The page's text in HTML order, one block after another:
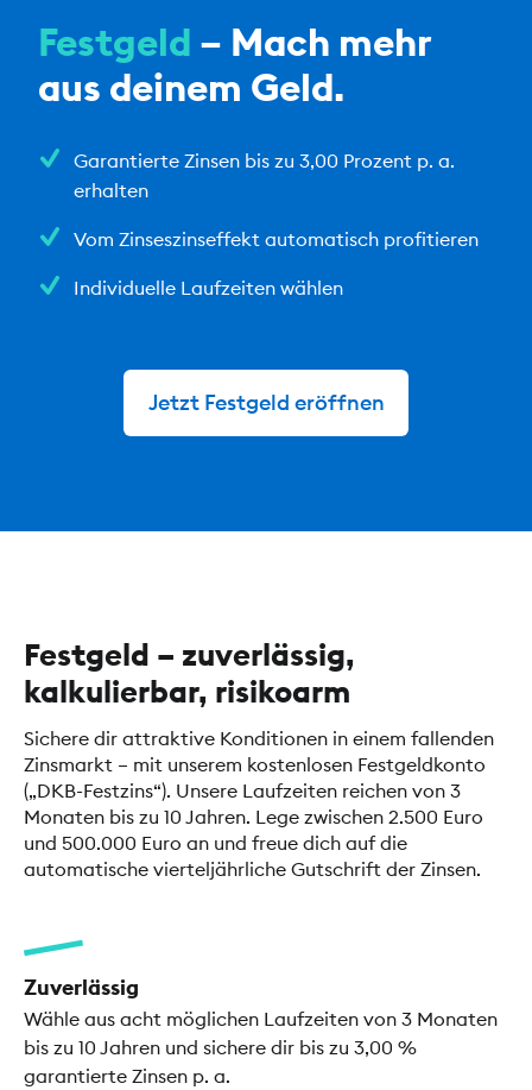
Festgeld – Mach mehr
aus deinem Geld.
Garantierte Zinsen bis zu 3,00 Prozent p. a.
erhalten
Vom Zinseszinseffekt automatisch profitieren
Individuelle Laufzeiten wählen
Jetzt Festgeld eröffnen
Festgeld – zuverlässig,
kalkulierbar, risikoarm
Sichere dir attraktive Konditionen in einem fallenden
Zinsmarkt – mit unserem kostenlosen Festgeldkonto
(„DKB-Festzins“). Unsere Laufzeiten reichen von 3
Monaten bis zu 10 Jahren. Lege zwischen 2.500 Euro
und 500.000 Euro an und freue dich auf die
automatische vierteljährliche Gutschrift der Zinsen.
Zuverlässig
Wähle aus acht möglichen Laufzeiten von 3 Monaten
bis zu 10 Jahren und sichere dir bis zu 3,00 %
garantierte Zinsen p. a.